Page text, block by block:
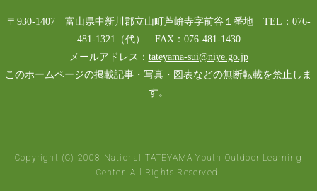
〒930-1407 富山県中新川郡立山町芦峅寺字前谷１番地 TEL：076-
481-1321（代） FAX：076-481-1430
メールアドレス： tateyama-sui@niye.go.jp
このホームページの掲載記事・写真・図表などの無断転載を禁止しま
す。
Copyright (C) 2008 National TATEYAMA Youth Outdoor Learning
Center. All Rights Reserved.